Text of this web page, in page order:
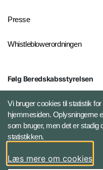
Presse
Whistleblowerordningen
Følg Beredskabsstyrelsen
X BRSdk
LinkedIn BRS-profil
Vi bruger cookies til statistik
hjemmesiden. Oplysningerne
som bruger, men det er stadig
statistikken.
Læs mere om cookies